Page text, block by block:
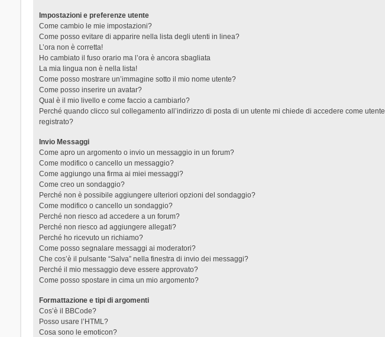
Impostazioni e preferenze utente
Come cambio le mie impostazioni?
Come posso evitare di apparire nella lista degli utenti in linea?
L’ora non è corretta!
Ho cambiato il fuso orario ma l’ora è ancora sbagliata
La mia lingua non è nella lista!
Come posso mostrare un’immagine sotto il mio nome utente?
Come posso inserire un avatar?
Qual è il mio livello e come faccio a cambiarlo?
Perché quando clicco sul collegamento all’indirizzo di posta di un utente mi chiede di accedere come utente
registrato?
Invio Messaggi
Come apro un argomento o invio un messaggio in un forum?
Come modifico o cancello un messaggio?
Come aggiungo una firma ai miei messaggi?
Come creo un sondaggio?
Perché non è possibile aggiungere ulteriori opzioni del sondaggio?
Come modifico o cancello un sondaggio?
Perché non riesco ad accedere a un forum?
Perché non riesco ad aggiungere allegati?
Perché ho ricevuto un richiamo?
Come posso segnalare messaggi ai moderatori?
Che cos’è il pulsante “Salva” nella finestra di invio dei messaggi?
Perché il mio messaggio deve essere approvato?
Come posso spostare in cima un mio argomento?
Formattazione e tipi di argomenti
Cos’è il BBCode?
Posso usare l’HTML?
Cosa sono le emoticon?